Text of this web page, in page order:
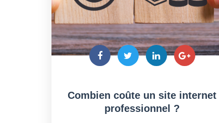
Combien coûte un site internet
professionnel ?